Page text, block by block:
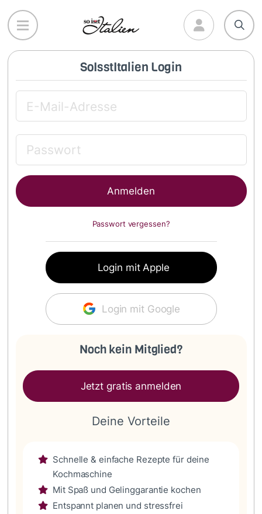
Direkt
zum
Inhalt
SoIsstItalien Login
Passwort vergessen?
Login mit Apple
Login mit Google
Noch kein Mitglied?
Jetzt gratis anmelden
Deine Vorteile
Schnelle & einfache Rezepte für deine
Kochmaschine
Mit Spaß und Gelinggarantie kochen
Entspannt planen und stressfrei